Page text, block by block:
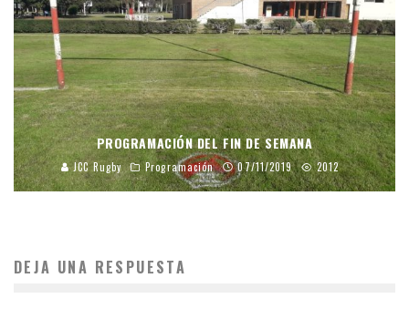
PROGRAMACIÓN DEL FIN DE SEMANA
JCC Rugby Programación 07/11/2019 2012
DEJA UNA RESPUESTA